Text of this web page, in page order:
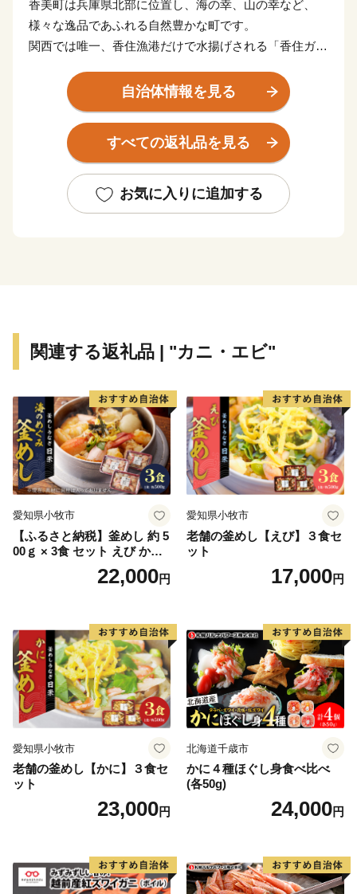
香美町は兵庫県北部に位置し、海の幸、山の幸など、
様々な逸品であふれる自然豊かな町です。
関西では唯一、香住漁港だけで水揚げされる「香住ガニ
全国のブランド牛の素牛である銘牛「但馬牛」など、四
季を通してＡ級食材を楽しむことができます。
香美町の特産品を「ふるさと納税」を通してお楽しみく
ださい。
■返礼品の発送について
寄附金受領証明書・ワンストップ特例申請書類(要望さ
れた方のみ)につきましては、ご寄附をいただきました
後、３週間以内に返礼品とは別に郵送いたします。
ただし、ご寄附お申込み多数の際は1か月程度を要する
場合もございます。
※下記URLからも申請書をダウンロードできます。
https://furusato-madoguchi.jp/service/kami/
■キャンセル・変更について
寄附者の都合により返礼品がお届けできない場合、返礼
品の再送は致しません。
また、香美町民の方が香美町にふるさと納税を行われた
場合は、返礼品をお送りすることはできかねます。
予めご了承ください。
【重要】ヤマト運輸の荷物転送有料化のお知らせ
ヤマト運輸の規定変更により、2023年6月1日（木）以
降、お荷物の送り状に記載されたご住所以外にお届け先
から変更後のお届け先までに生じた配送料（定価・着払
い）を別途お支払いいただくことになりました。
自治体情報を見る
すべての返礼品を見る
お気に入りに追加する
関連する返礼品 | "カニ・エビ"
愛知県小牧市
【ふるさと納税】釜めし 約 5
00ｇ × 3食 セット えび かに
海のめぐみ 老舗 急速冷凍 レ
ンチン 時短 簡単調理 食品 加
せグルメ 愛知県 小牧市 送料
無料
22,000円
愛知県小牧市
老舗の釜めし【えび】３食セ
ット
17,000円
愛知県小牧市
老舗の釜めし【かに】３食セ
ット
23,000円
北海道千歳市
かに４種ほぐし身食べ比べ
(各50g)
24,000円